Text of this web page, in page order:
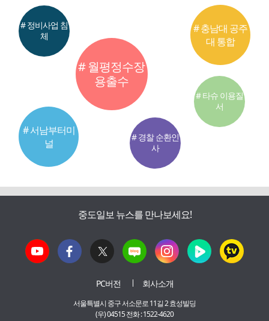
# 월평정수장
용출수
# 서남부터미
널
# 충남대 공주
대 통합
# 정비사업 침
체
# 경찰 순환인
사
# 타슈 이용질
서
중도일보 뉴스를 만나보세요!
PC버전 회사소개
서울특별시 중구 서소문로 11길 2 효성빌딩
(우) 04515 전화 : 1522-4620